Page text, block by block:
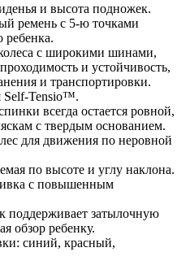
и высота подножек.
ремень с 5-ю точками
ребенка.
с широкими шинами,
и устойчивость,
и транспортировки.
Self-Tensio™.
всегда остается ровной,
с твердым основанием.
для движения по неровной
по высоте и углу наклона.
с повышенным
поддерживает затылочную
обзор ребенку.
синий, красный,